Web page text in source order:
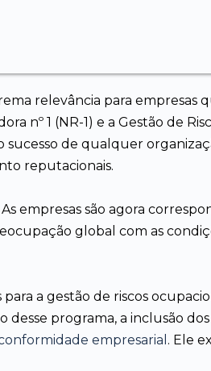
relevância para
nº 1 (NR-1) e a Gestão de
de qualquer
reputacionais.
empresas são agora
global com as
a gestão de riscos
programa, a inclusão
empresarial . Ele